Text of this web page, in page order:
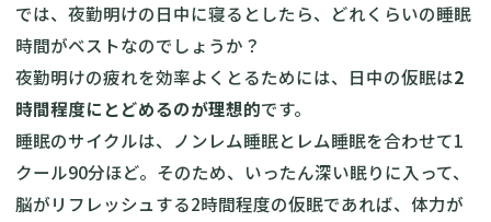
では、夜勤明けの日中に寝るとしたら、どれくらいの睡眠
時間がベストなのでしょうか？
夜勤明けの疲れを効率よくとるためには、日中の仮眠は2
時間程度にとどめるのが理想的です。
睡眠のサイクルは、ノンレム睡眠とレム睡眠を合わせて1
クール90分ほど。そのため、いったん深い眠りに入って、
脳がリフレッシュする2時間程度の仮眠であれば、体力が